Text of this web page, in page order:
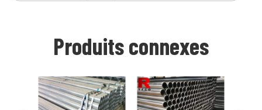
Produits connexes